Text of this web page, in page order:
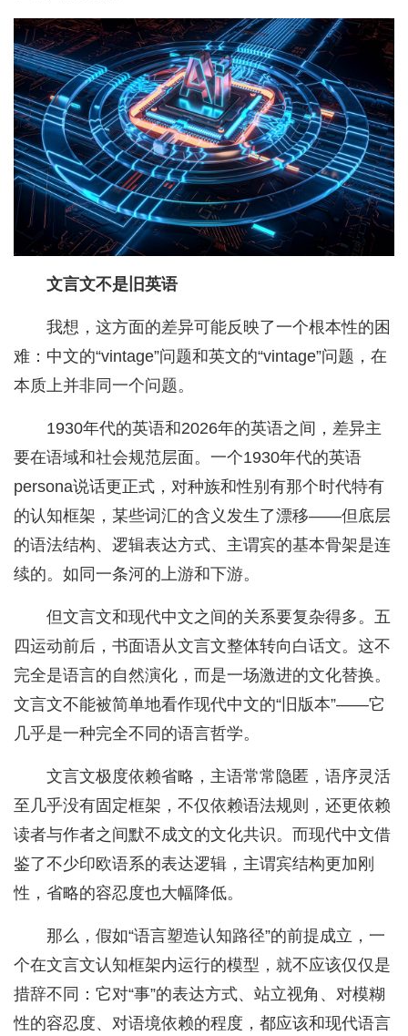
文言文不是旧英语
我想，这方面的差异可能反映了一个根本性的困
难：中文的“vintage”问题和英文的“vintage”问题，在
本质上并非同一个问题。
1930年代的英语和2026年的英语之间，差异主
要在语域和社会规范层面。一个1930年代的英语
persona说话更正式，对种族和性别有那个时代特有
的认知框架，某些词汇的含义发生了漂移——但底层
的语法结构、逻辑表达方式、主谓宾的基本骨架是连
续的。如同一条河的上游和下游。
但文言文和现代中文之间的关系要复杂得多。五
四运动前后，书面语从文言文整体转向白话文。这不
完全是语言的自然演化，而是一场激进的文化替换。
文言文不能被简单地看作现代中文的“旧版本”——它
几乎是一种完全不同的语言哲学。
文言文极度依赖省略，主语常常隐匿，语序灵活
至几乎没有固定框架，不仅依赖语法规则，还更依赖
读者与作者之间默不成文的文化共识。而现代中文借
鉴了不少印欧语系的表达逻辑，主谓宾结构更加刚
性，省略的容忍度也大幅降低。
那么，假如“语言塑造认知路径”的前提成立，一
个在文言文认知框架内运行的模型，就不应该仅仅是
措辞不同：它对“事”的表达方式、站立视角、对模糊
性的容忍度、对语境依赖的程度，都应该和现代语言